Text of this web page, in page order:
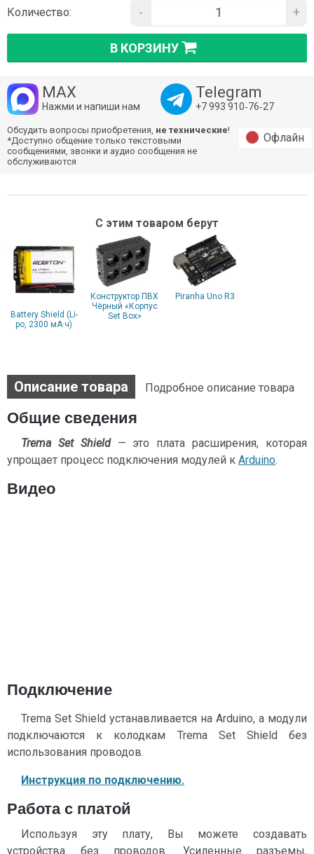
Количество: - +
В КОРЗИНУ
MAX
Нажми и напиши нам
Telegram
+7 993 910‑76‑27
Обсудить вопросы приобретения, не технические!
*Доступно общение только текстовыми
сообщениями, звонки и аудио сообщения не
обслуживаются
Офлайн
С этим товаром берут
Battery Shield (Li-
po, 2300 мА·ч)
Конструктор ПВХ
Чёрный «Корпус
Set Box»
Piranha Uno R3
Описание товара Подробное описание товара
Общие сведения
Trema Set Shield— это плата расширения, которая
упрощает процесс подключения модулей к Arduino.
Видео
Подключение
Trema Set Shield устанавливается на Arduino, а модули
подключаются к колодкам Trema Set Shield без
использования проводов.
Инструкция по подключению.
Работа с платой
Используя эту плату, Вы можете создавать
устройства без проводов. Усиленные разъемы,